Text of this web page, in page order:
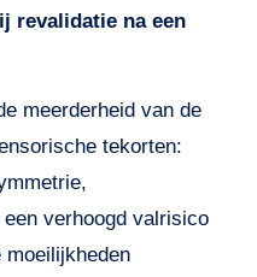
revalidatie na een
meerderheid van de
tekorten:
verhoogd valrisico
moeilijkheden